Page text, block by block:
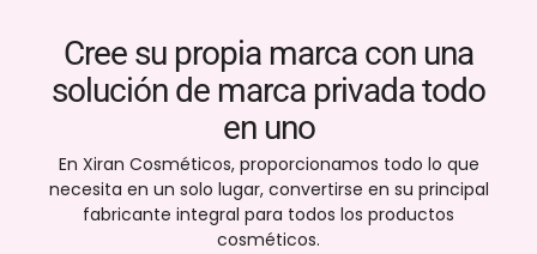
Cree su propia marca con una
solución de marca privada todo
en uno
En Xiran Cosméticos, proporcionamos todo lo que
necesita en un solo lugar, convertirse en su principal
fabricante integral para todos los productos
cosméticos.